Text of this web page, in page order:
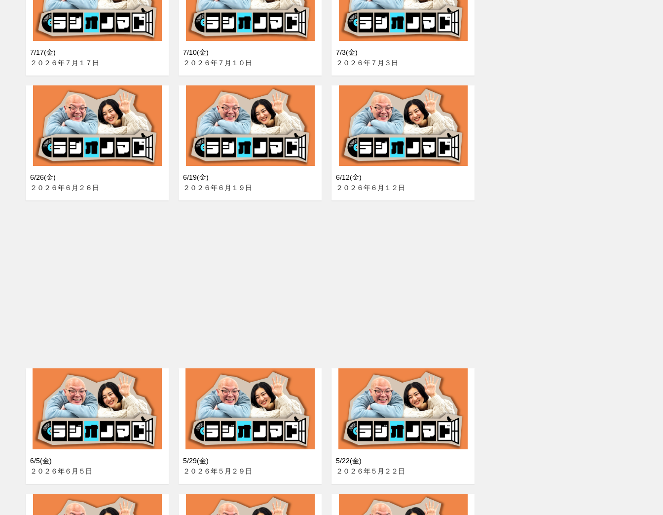
7/17(金)
２０２６年７月１７日
7/10(金)
２０２６年７月１０日
7/3(金)
２０２６年７月３日
6/26(金)
２０２６年６月２６日
6/19(金)
２０２６年６月１９日
6/12(金)
２０２６年６月１２日
6/5(金)
２０２６年６月５日
5/29(金)
２０２６年５月２９日
5/22(金)
２０２６年５月２２日